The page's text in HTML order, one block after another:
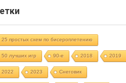
25 простых схем по бисероплетению
50 лучших игр 90-е 2018 2019
2022 2023 Cнеговик